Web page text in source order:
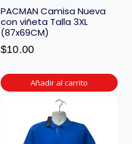
PACMAN Camisa Nueva
con viñeta Talla 3XL
(87x69CM)
$10.00
Añadir al carrito